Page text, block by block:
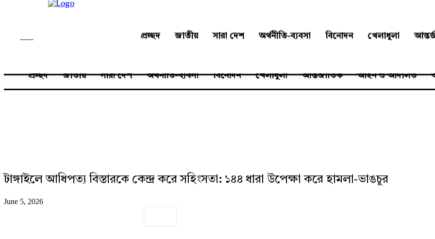
প্রচ্ছদ জাতীয় সারা দেশ অর্থনীতি-ব্যবসা বিনোদন খেলাধুলা আন্তর্জাতিক আইন ও আদালত
প্রচ্ছদ জাতীয় সারা দেশ অর্থনীতি-ব্যবসা বিনোদন খেলাধুলা
টাঙ্গাইলে আধিপত্য বিস্তারকে কেন্দ্র করে সহিংসতা: ১৪৪ ধারা উপেক্ষা করে হামলা-ভাঙচুর
June 5, 2026